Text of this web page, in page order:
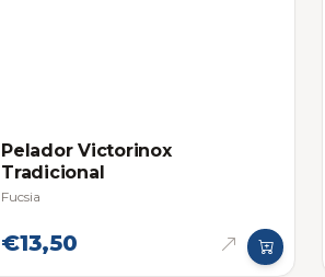
Pelador Victorinox
Tradicional
Fucsia
€13,50